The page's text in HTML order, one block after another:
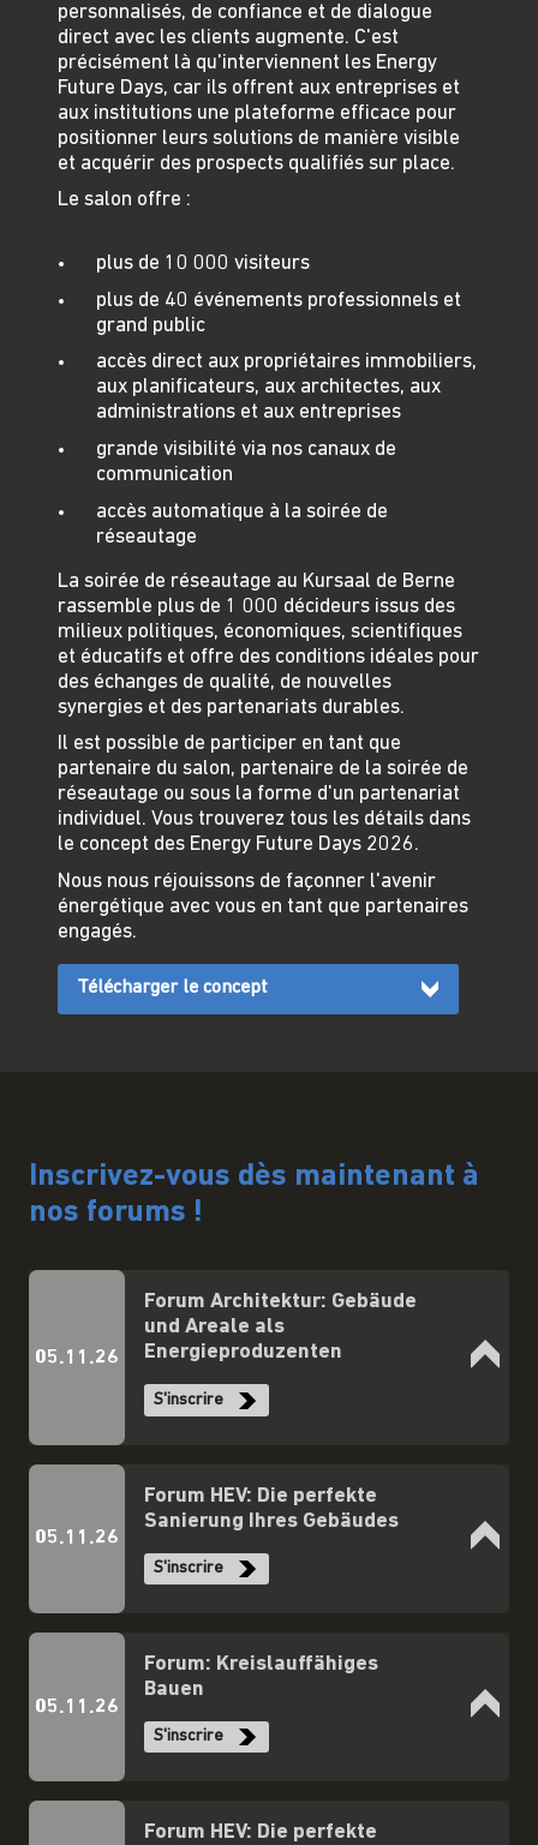
personnalisés, de confiance et de dialogue
direct avec les clients augmente. C'est
précisément là qu'interviennent les Energy
Future Days, car ils offrent aux entreprises et
aux institutions une plateforme efficace pour
positionner leurs solutions de manière visible
et acquérir des prospects qualifiés sur place.
Le salon offre :
plus de 10 000 visiteurs
plus de 40 événements professionnels et
grand public
accès direct aux propriétaires immobiliers,
aux planificateurs, aux architectes, aux
administrations et aux entreprises
grande visibilité via nos canaux de
communication
accès automatique à la soirée de
réseautage
La soirée de réseautage au Kursaal de Berne
rassemble plus de 1 000 décideurs issus des
milieux politiques, économiques, scientifiques
et éducatifs et offre des conditions idéales pour
des échanges de qualité, de nouvelles
synergies et des partenariats durables.
Il est possible de participer en tant que
partenaire du salon, partenaire de la soirée de
réseautage ou sous la forme d'un partenariat
individuel. Vous trouverez tous les détails dans
le concept des Energy Future Days 2026.
Nous nous réjouissons de façonner l'avenir
énergétique avec vous en tant que partenaires
engagés.
Télécharger le concept
Inscrivez-vous dès maintenant à
nos forums !
05.11.26
Forum Architektur: Gebäude
und Areale als
Energieproduzenten
S'inscrire
05.11.26
Forum HEV: Die perfekte
Sanierung Ihres Gebäudes
S'inscrire
05.11.26
Forum: Kreislauffähiges
Bauen
S'inscrire
Forum HEV: Die perfekte